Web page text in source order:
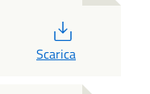
Scarica